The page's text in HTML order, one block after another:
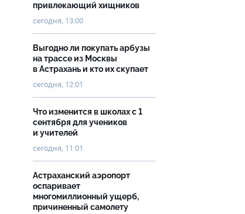
привлекающий хищников
сегодня, 13:00
Выгодно ли покупать арбузы
на трассе из Москвы
в Астрахань и кто их скупает
сегодня, 12:01
Что изменится в школах с 1
сентября для учеников
и учителей
сегодня, 11:01
Астраханский аэропорт
оспаривает
многомиллионный ущерб,
причиненный самолету